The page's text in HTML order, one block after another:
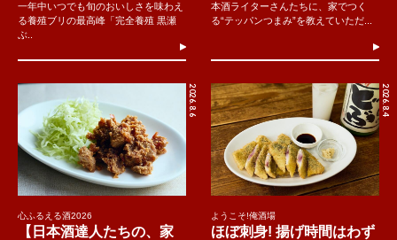
一年中いつでも旬のおいしさを味わえ
る養殖ブリの最高峰「完全養殖 黒瀬
ぶ..
本酒ライターさんたちに、家でつく
る“テッパンつまみ”を教えていただ...
2026.8.6
心ふるえる酒2026
【日本酒達人たちの、家
2026.8.4
ようこそ!俺酒場
ほぼ刺身! 揚げ時間はわず